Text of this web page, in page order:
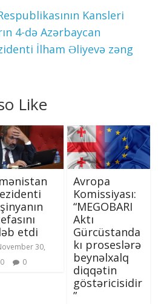
Kansleri
4-də Azərbaycan
İlham Əliyevə zəng
Like
etdi
30,
0
Avropa
Komissiyası:
“MEGOBARI
Aktı
Gürcüstanda
kı proseslərə
beynəlxalq
diqqətin
göstəricisidir
”